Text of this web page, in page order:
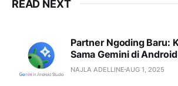
READ NEXT
Partner Ngoding Baru:
Sama Gemini di
NAJLA ADELLINE AUG 1, 2025